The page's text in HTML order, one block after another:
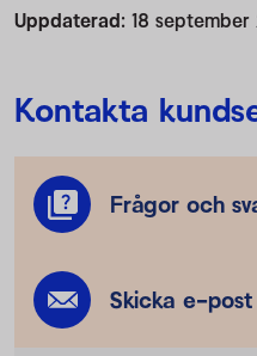
Uppdaterad: 18
Kontakta
Frågor och
Skicka e-post